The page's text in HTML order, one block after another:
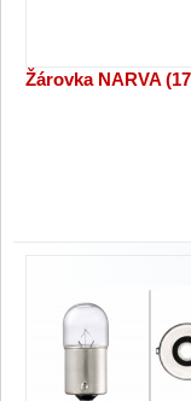
Žárovka NARVA